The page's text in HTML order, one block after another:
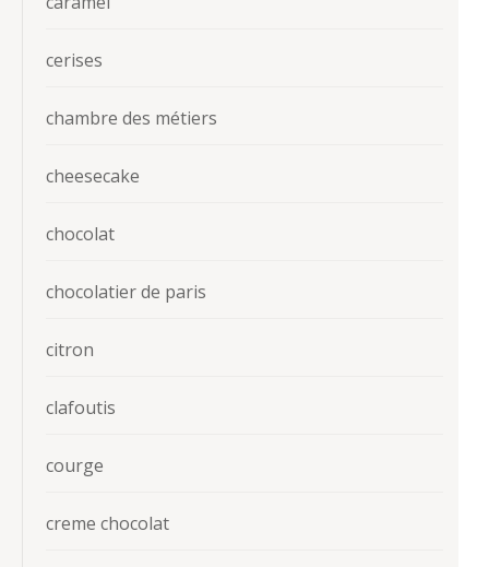
cerises
chambre des métiers
cheesecake
chocolat
chocolatier de paris
citron
clafoutis
courge
creme chocolat